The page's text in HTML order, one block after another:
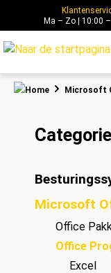
Ma – Zo | 10:00
Microsoft
Microsoft
Office
Office
Excel